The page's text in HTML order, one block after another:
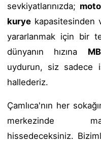
sevkiyatlarınızda;
kurye kapasitesinden
yararlanmak için bir
dünyanın hızına
uydurun, siz sadece
hallederiz.
Çamlıca'nın her
merkezinde
hissedeceksiniz.